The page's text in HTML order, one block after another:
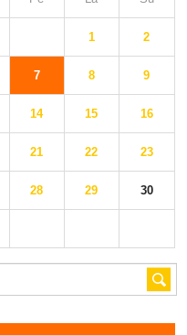
1 2
7 8 9
14 15 16
21 22 23
28 29 30